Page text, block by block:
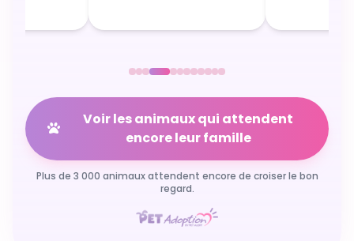
Voir les animaux qui attendent
encore leur famille
Plus de 3 000 animaux attendent encore de croiser le bon
regard.